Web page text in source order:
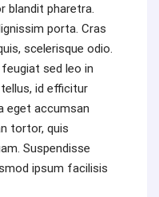
blandit pharetra.
porta. Cras
scelerisque odio.
sed leo in
id efficitur
eget accumsan
tortor, quis
Suspendisse
ipsum facilisis